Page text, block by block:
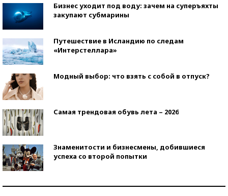
Бизнес уходит под воду: зачем на суперъяхты
закупают субмарины
Путешествие в Исландию по следам
«Интерстеллара»
Модный выбор: что взять с собой в отпуск?
Самая трендовая обувь лета – 2026
Знаменитости и бизнесмены, добившиеся
успеха со второй попытки